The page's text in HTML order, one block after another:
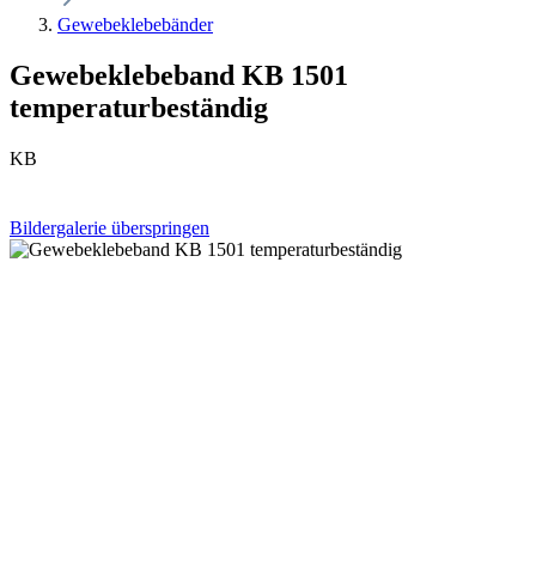
Gewebeklebebänder
Gewebeklebeband KB 1501
temperaturbeständig
KB
Bildergalerie überspringen